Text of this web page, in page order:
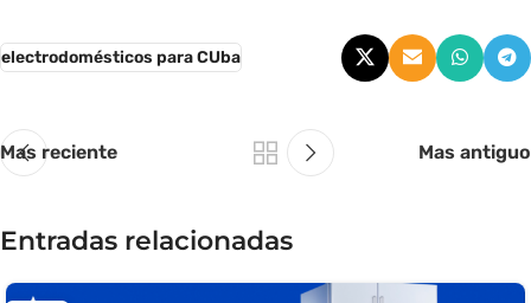
electrodomésticos para CUba
Mas reciente Mas antiguo
Entradas relacionadas